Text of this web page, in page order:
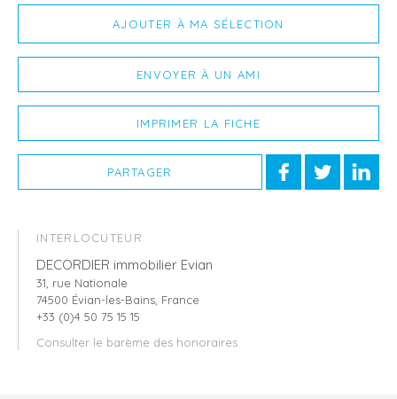
AJOUTER À MA SÉLECTION
ENVOYER À UN AMI
IMPRIMER LA FICHE
PARTAGER
INTERLOCUTEUR
DECORDIER immobilier Evian
31, rue Nationale
74500 Évian-les-Bains, France
+33 (0)4 50 75 15 15
Consulter le barème des honoraires